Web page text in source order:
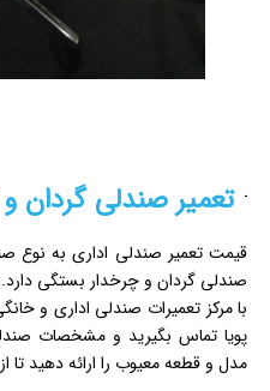
تعمیر صندلی گردان
قیمت تعمیر صندلی اداری به نوع
صندلی گردان و چرخدار بستگی دارد.
با مرکز تعمیرات صندلی اداری و
پویا تماس بگیرید و مشخصات
مدل و قطعه معیوب را ارائه دهید تا